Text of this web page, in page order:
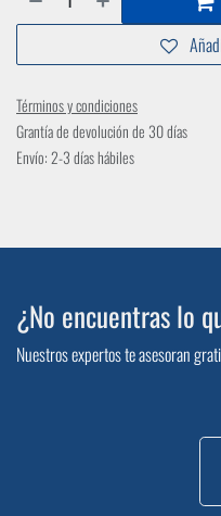
Términos y condiciones
Grantía de devolución de 30 días
Envío: 2-3 días hábiles
¿No encuentras lo
Nuestros expertos te asesoran